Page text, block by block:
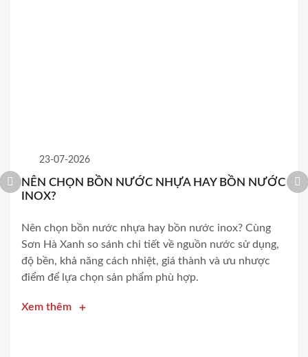
23-07-2026
NÊN CHỌN BỒN NƯỚC NHỰA HAY BỒN NƯỚC
INOX?
Nên chọn bồn nước nhựa hay bồn nước inox? Cùng
Sơn Hà Xanh so sánh chi tiết về nguồn nước sử dụng,
độ bền, khả năng cách nhiệt, giá thành và ưu nhược
điểm để lựa chọn sản phẩm phù hợp.
Xem thêm